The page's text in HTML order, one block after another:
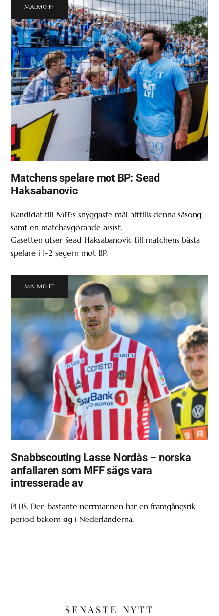
MALMÖ FF
Matchens spelare mot BP: Sead
Haksabanovic
Kandidat till MFF:s snyggaste mål hittills denna säsong,
samt en matchavgörande assist.
Gasetten utser Sead Haksabanovic till matchens bästa
spelare i 1-2 segern mot BP.
MALMÖ FF
Snabbscouting Lasse Nordås – norska
anfallaren som MFF sägs vara
intresserade av
PLUS. Den bastante norrmannen har en framgångsrik
period bakom sig i Nederländerna.
SENASTE NYTT